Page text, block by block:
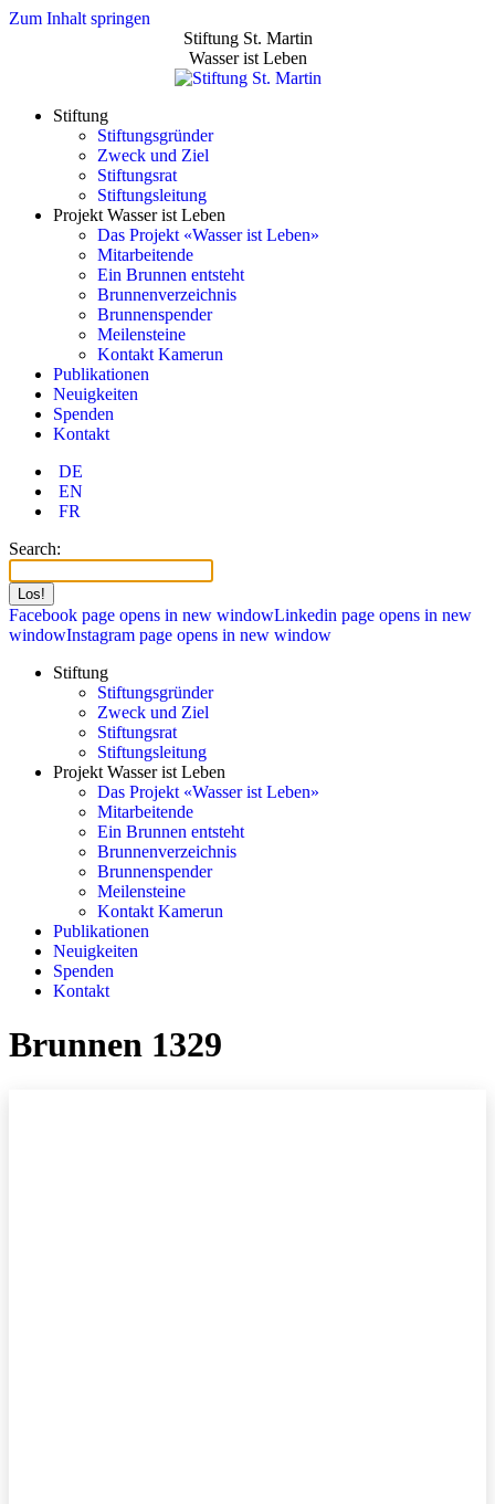
Zum Inhalt springen
Stiftung St. Martin
Wasser ist Leben
Stiftung
Stiftungsgründer
Zweck und Ziel
Stiftungsrat
Stiftungsleitung
Projekt Wasser ist Leben
Das Projekt «Wasser ist Leben»
Mitarbeitende
Ein Brunnen entsteht
Brunnenverzeichnis
Brunnenspender
Meilensteine
Kontakt Kamerun
Publikationen
Neuigkeiten
Spenden
Kontakt
DE
EN
FR
Search:
Facebook page opens in new windowLinkedin page opens in new
windowInstagram page opens in new window
Stiftung
Stiftungsgründer
Zweck und Ziel
Stiftungsrat
Stiftungsleitung
Projekt Wasser ist Leben
Das Projekt «Wasser ist Leben»
Mitarbeitende
Ein Brunnen entsteht
Brunnenverzeichnis
Brunnenspender
Meilensteine
Kontakt Kamerun
Publikationen
Neuigkeiten
Spenden
Kontakt
Brunnen 1329